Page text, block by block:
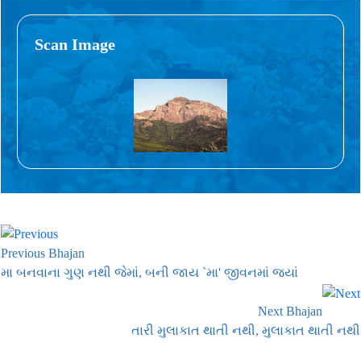
Scan Image
Previous Bhajan
મા બનવાના ગુણ નથી જેમાં, બની જાય `મા' જીવનમાં જ્યાં
Next Bhajan
તારી મુલાકાત થાતી નથી, મુલાકાત થાતી નથી